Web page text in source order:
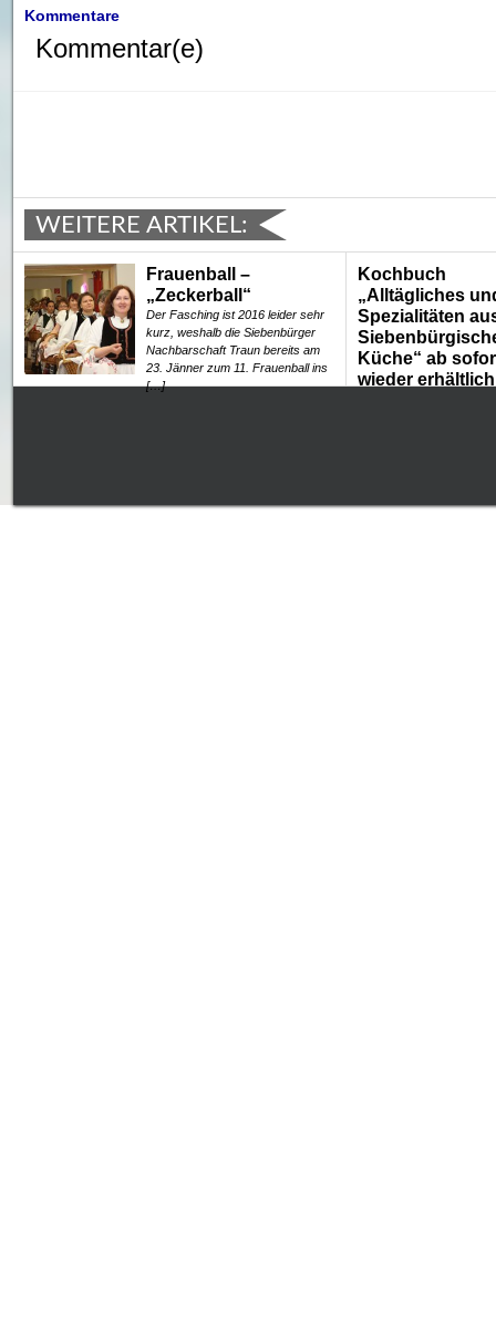
Kommentare
Kommentar(e)
WEITERE ARTIKEL:
Frauenball –
„Zeckerball“
Der Fasching ist 2016 leider sehr
kurz, weshalb die Siebenbürger
Nachbarschaft Traun bereits am
23. Jänner zum 11. Frauenball ins
[…]
Kochbuch
„Alltägliches
Spezialitäten
Küche“ ab
wieder